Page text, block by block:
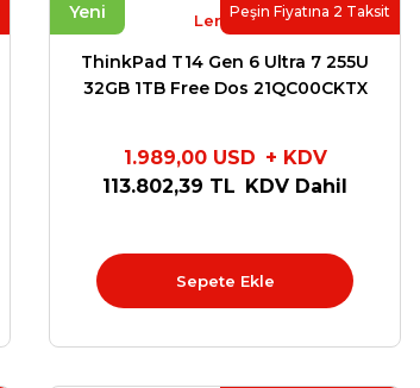
Yeni Peşin Fiyatına 2 Taksit
Lenovo
ThinkPad T14 Gen 6 Ultra 7 255U
32GB 1TB Free Dos 21QC00CKTX
1.989,00 USD + KDV
113.802,39 TL KDV Dahil
Sepete Ekle